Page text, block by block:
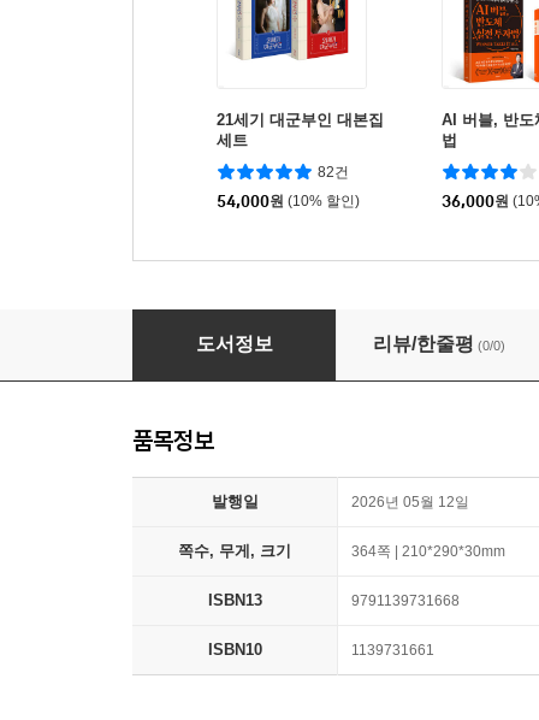
21세기 대군부인 대본집
세트
82건
54,000원 (10% 할인)
AI 버블, 반도
법
36,000원
나사는 어떻게 일하는가 (큰글자책)
도서정보 리뷰/한줄평 (0/0)
품목정보
발행일 2026년 05월 12일
쪽수, 무게, 크기 364쪽 | 210*290*30mm
ISBN13 9791139731668
ISBN10 1139731661